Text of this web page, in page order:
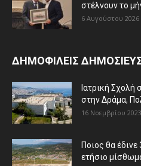
στέλνουν το
6 Αυγούστου 2026
ΔΗΜΟΦΙΛΕΙΣ
Ιατρική Σχολή
στην Δράμα,
16 Νοεμβρίου 2023
Ποιος θα
ετήσιο